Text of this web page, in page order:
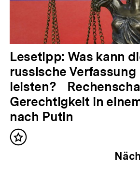
V
o
r
h
e
r
i
Lesetipp: Was kann
russische Verfassung
leisten?
Gerechtigkeit in
nach Putin
Inhalt